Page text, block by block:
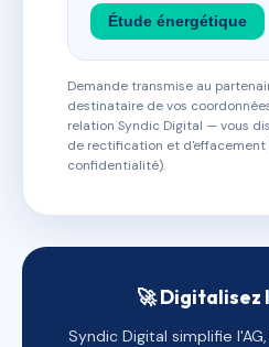
Étude énergétique
Demande transmise au
destinataire de vos
relation Syndic Digital — vous
de rectification et
confidentialité).
🚀 Digitalisez
Syndic Digital simplifie